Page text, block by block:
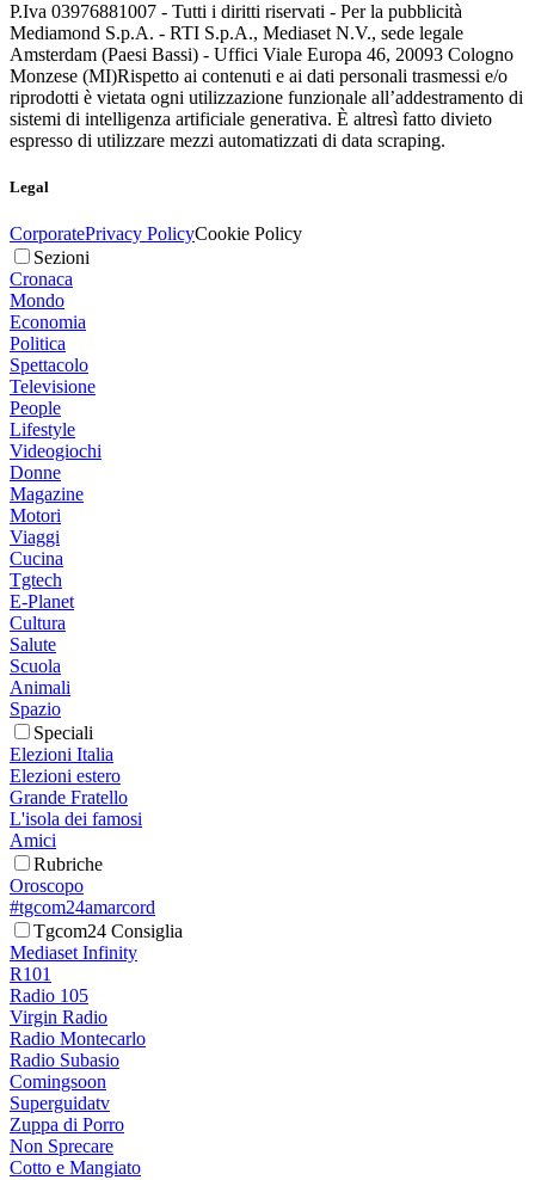
P.Iva 03976881007 - Tutti i diritti riservati - Per la pubblicità
Mediamond S.p.A. - RTI S.p.A., Mediaset N.V., sede legale
Amsterdam (Paesi Bassi) - Uffici Viale Europa 46, 20093 Cologno
Monzese (MI)Rispetto ai contenuti e ai dati personali trasmessi e/o
riprodotti è vietata ogni utilizzazione funzionale all’addestramento di
sistemi di intelligenza artificiale generativa. È altresì fatto divieto
espresso di utilizzare mezzi automatizzati di data scraping.
Legal
CorporatePrivacy PolicyCookie Policy
Sezioni
Cronaca
Mondo
Economia
Politica
Spettacolo
Televisione
People
Lifestyle
Videogiochi
Donne
Magazine
Motori
Viaggi
Cucina
Tgtech
E-Planet
Cultura
Salute
Scuola
Animali
Spazio
Speciali
Elezioni Italia
Elezioni estero
Grande Fratello
L'isola dei famosi
Amici
Rubriche
Oroscopo
#tgcom24amarcord
Tgcom24 Consiglia
Mediaset Infinity
R101
Radio 105
Virgin Radio
Radio Montecarlo
Radio Subasio
Comingsoon
Superguidatv
Zuppa di Porro
Non Sprecare
Cotto e Mangiato